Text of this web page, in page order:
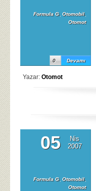
Formula G, Otomobil,
Otomot
Devamı
0
Yazar: Otomot
05
Nis
2007
Formula G, Otomobil,
Otomot